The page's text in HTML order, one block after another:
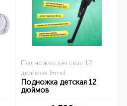
Подножка детская 12
дюймов &md
Подножка детская 12
дюймов